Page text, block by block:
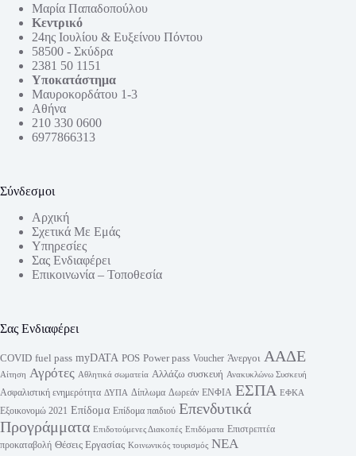
Μαρία Παπαδοπούλου
Κεντρικό
24ης Ιουλίου & Ευξείνου Πόντου
58500 - Σκύδρα
2381 50 1151
Υποκατάστημα
Μαυροκορδάτου 1-3
Αθήνα
210 330 0600
6977866313
Σύνδεσμοι
Αρχική
Σχετικά Με Εμάς
Υπηρεσίες
Σας Ενδιαφέρει
Επικοινωνία – Τοποθεσία
Σας Ενδιαφέρει
COVID fuel pass myDATA POS Power pass Voucher Άνεργοι ΑΑΔΕ
Αίτηση Αγρότες Αθλητικά σωματεία Αλλάζω συσκευή Ανακυκλώνω Συσκευή
Ασφαλιστική ενημερότητα ΔΥΠΑ Δίπλωμα Δωρεάν ΕΝΦΙΑ ΕΣΠΑ ΕΦΚΑ
Εξοικονομώ 2021 Επίδομα Επίδομα παιδιού Επενδυτικά
Προγράμματα Επιδοτούμενες Διακοπές Επιδόματα Επιστρεπτέα
προκαταβολή Θέσεις Εργασίας Κοινωνικός τουρισμός ΝΕΑ